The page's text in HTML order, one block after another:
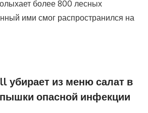
более 800 лесных
ими смог распространился на
убирает из меню салат в
опасной инфекции